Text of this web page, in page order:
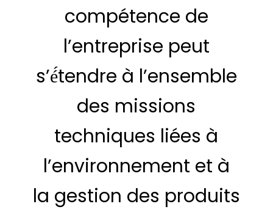
compétence de
l’entreprise peut
s’é́tendre à l’ensemble
des missions
techniques liées à
l’environnement et à
la gestion des produits